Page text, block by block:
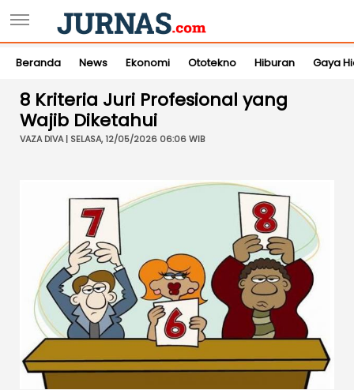
Beranda News Ekonomi Ototekno Hiburan Gaya
8 Kriteria Juri Profesional yang
Wajib Diketahui
VAZA DIVA | SELASA, 12/05/2026 06:06 WIB